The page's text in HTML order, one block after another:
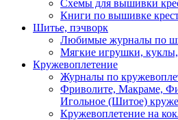
Схемы для вышивки
Книги по вышивке
Шитье, пэчворк
Любимые журналы по
Мягкие игрушки, куклы,
Кружевоплетение
Журналы по
Фриволите, Макраме,
Игольное (Шитое)
Кружевоплетение на